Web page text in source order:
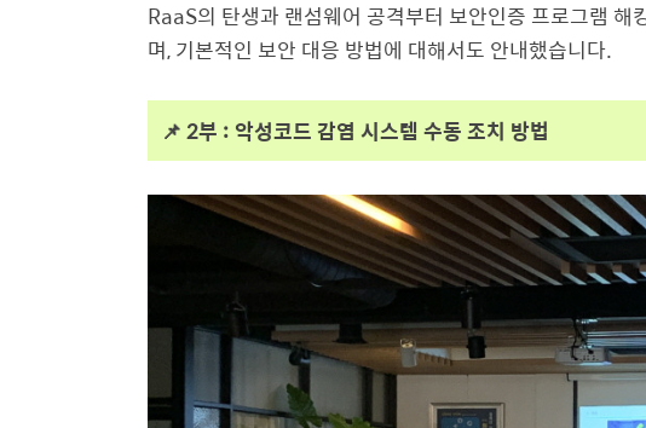
RaaS의 탄생과 랜섬웨어 공격부터 보안인증 프로그램
며, 기본적인 보안 대응 방법에 대해서도 안내했습니다.
📌 2부 : 악성코드 감염 시스템 수동 조치 방법